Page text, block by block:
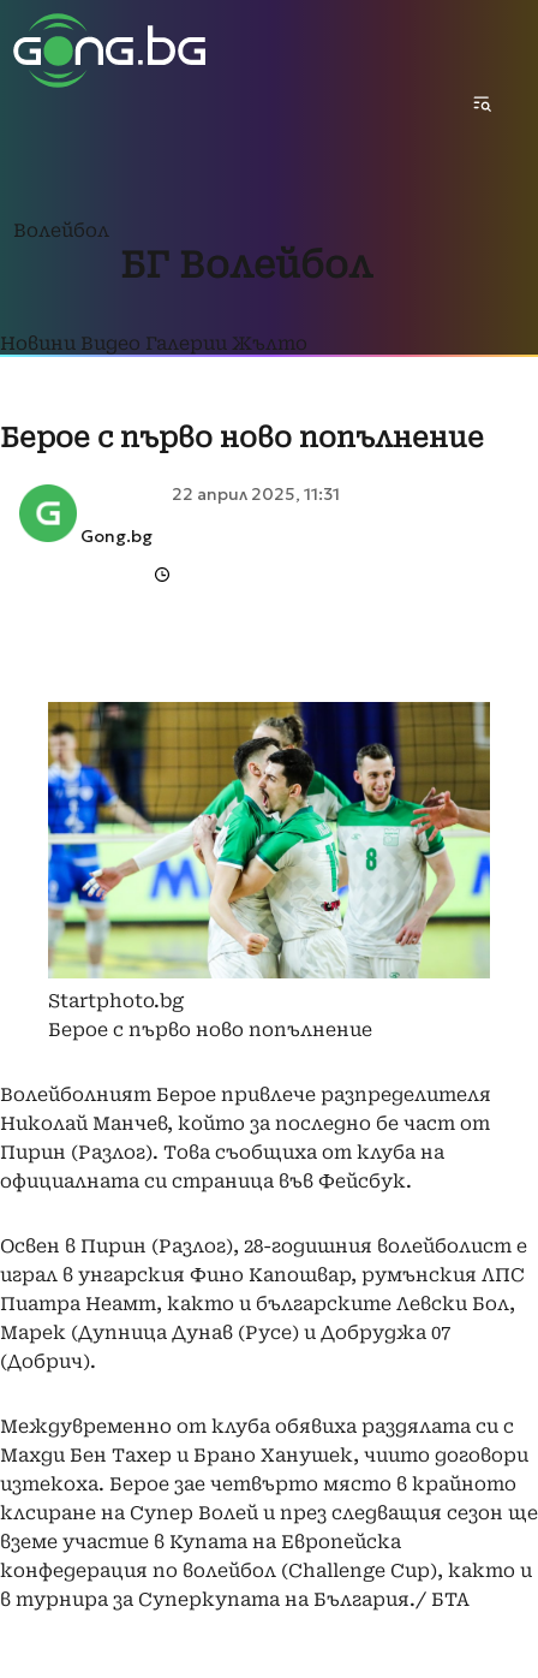
Волейбол
БГ Волейбол
Новини Видео Галерии Жълто
Берое с първо ново попълнение
Gong.bg
22 април 2025, 11:31
Startphoto.bg
Берое с първо ново попълнение
Волейболният Берое привлече разпределителя
Николай Манчев, който за последно бе част от
Пирин (Разлог). Това съобщиха от клуба на
официалната си страница във Фейсбук.
Освен в Пирин (Разлог), 28-годишния волейболист е
играл в унгарския Фино Капошвар, румънския ЛПС
Пиатра Неамт, както и българските Левски Бол,
Марек (Дупница Дунав (Русе) и Добруджа 07
(Добрич).
Междувременно от клуба обявиха раздялата си с
Махди Бен Тахер и Брано Ханушек, чиито договори
изтекоха. Берое зае четвърто място в крайното
клсиране на Супер Волей и през следващия сезон ще
вземе участие в Купата на Европейска
конфедерация по волейбол (Challenge Cup), както и
в турнира за Суперкупата на България./ БТА